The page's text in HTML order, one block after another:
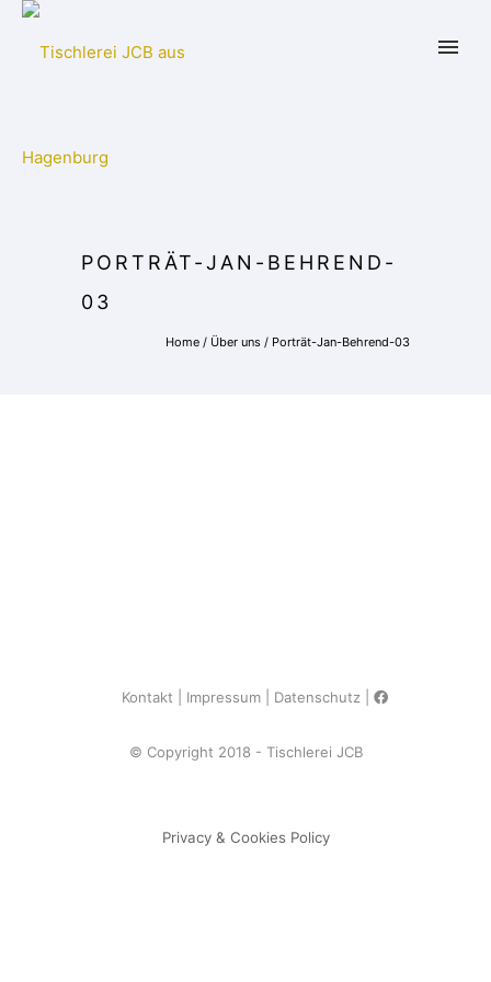
PORTRÄT-JAN-BEHREND-
03
Home / Über uns / Porträt-Jan-Behrend-03
Kontakt Impressum Datenschutz
© Copyright 2018 - Tischlerei JCB
Privacy & Cookies Policy